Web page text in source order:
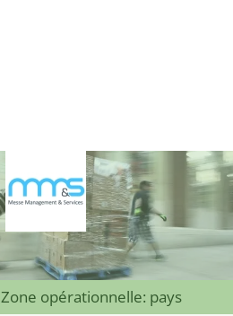
Zone opérationnelle: pays